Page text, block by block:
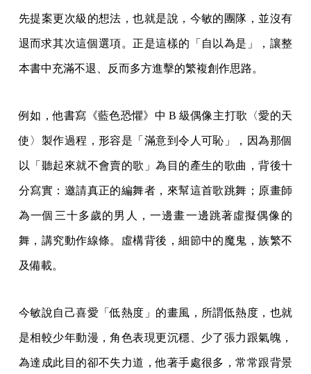
先提案更次級的想法，也就是說，今敏的團隊，並沒有
退而求其次這個選項。正是這樣的「自以為是」，讓整
本書中充滿不退、反而多方進擊的繁複創作思路。
例如，他書寫《藍色恐懼》中 B 級偶像主打歌〈愛的天
使〉製作過程，形容是「滿意到令人可恥」，因為那個
以「聽起來就不會賣的歌」為目的產生的歌曲，背後十
分寫實：邀請真正的編舞者，來幫這首歌跳舞；原畫師
為一個三十多歲的男人，一邊畫一邊跳著虛擬偶像的
舞，講究動作線條。虛構背後，細節中的魔鬼，族繁不
及備載。
今敏說自己喜愛「低熱度」的畫風，所謂低熱度，也就
是相較少年動漫，角色表現更沉穩、少了張力跟氣魄，
為達成此目的卻不失力道，他著手處很多，常常跟背景